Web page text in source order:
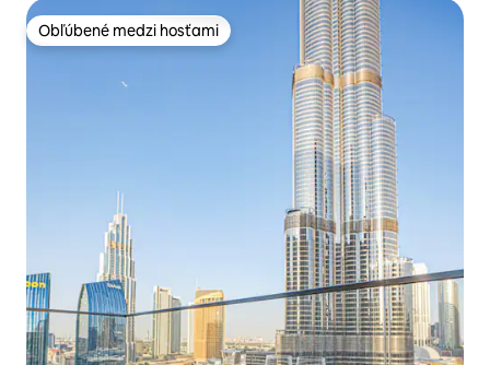
Obľúbené medzi hosťami
Obľúbené medzi hosťami